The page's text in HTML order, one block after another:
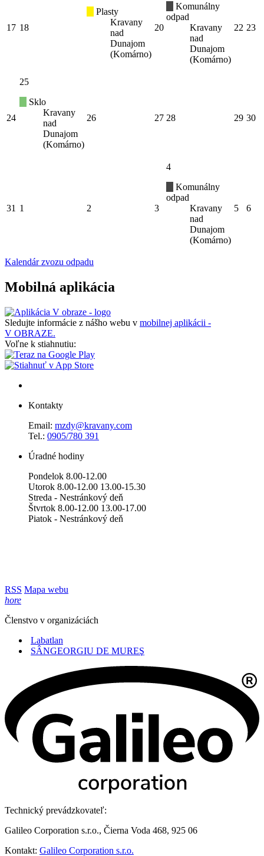
17 18
Plasty
Kravany
nad
Dunajom
(Komárno)
20
Komunálny
odpad
Kravany
nad
Dunajom
(Komárno)
22 23
24
25
Sklo
Kravany
nad
Dunajom
(Komárno)
26 27 28 29 30
31 1 2 3
4
Komunálny
odpad
Kravany
nad
Dunajom
(Komárno)
5 6
Kalendár zvozu odpadu
Mobilná aplikácia
Sledujte informácie z nášho webu v mobilnej aplikácii -
V OBRAZE.
Voľne k stiahnutiu:
Kontakty
Email: mzdy@kravany.com
Tel.: 0905/780 391
Úradné hodiny
Pondelok 8.00-12.00
Utorok 8.00-12.00 13.00-15.30
Streda - Nestránkový deň
Štvrtok 8.00-12.00 13.00-17.00
Piatok - Nestránkový deň
RSS Mapa webu
hore
Členstvo v organizáciách
Labatlan
SÂNGEORGIU DE MUREŞ
Technický prevádzkovateľ:
Galileo Corporation s.r.o., Čierna Voda 468, 925 06
Kontakt: Galileo Corporation s.r.o.